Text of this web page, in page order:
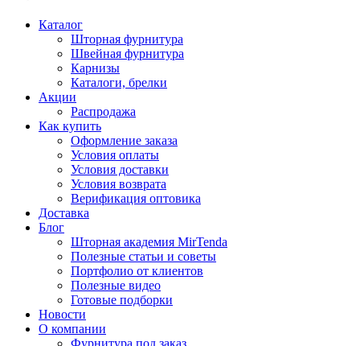
Каталог
Шторная фурнитура
Швейная фурнитура
Карнизы
Каталоги, брелки
Акции
Распродажа
Как купить
Оформление заказа
Условия оплаты
Условия доставки
Условия возврата
Верификация оптовика
Доставка
Блог
Шторная академия MirTenda
Полезные статьи и советы
Портфолио от клиентов
Полезные видео
Готовые подборки
Новости
О компании
Фурнитура под заказ